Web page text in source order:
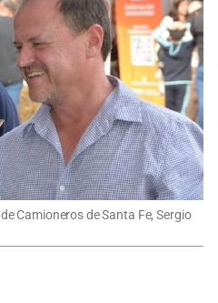
Camioneros de Santa Fe, Sergio